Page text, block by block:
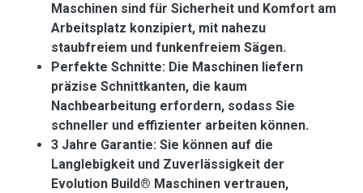
Maschinen sind für Sicherheit und Komfort am
Arbeitsplatz konzipiert, mit nahezu
staubfreiem und funkenfreiem Sägen.
Perfekte Schnitte: Die Maschinen liefern
präzise Schnittkanten, die kaum
Nachbearbeitung erfordern, sodass Sie
schneller und effizienter arbeiten können.
3 Jahre Garantie: Sie können auf die
Langlebigkeit und Zuverlässigkeit der
Evolution Build® Maschinen vertrauen,